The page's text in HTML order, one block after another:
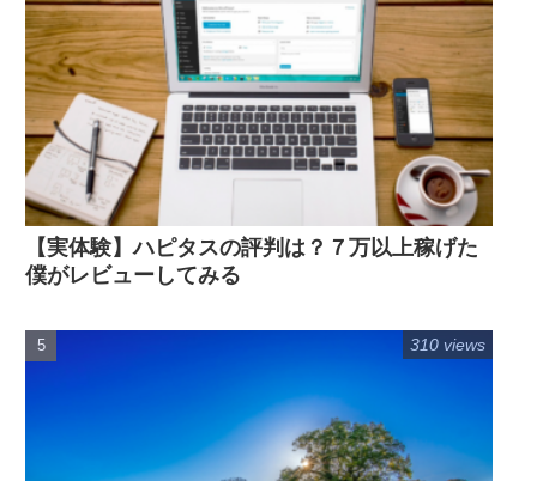
【実体験】ハピタスの評判は？７万以上稼げた
僕がレビューしてみる
310 views